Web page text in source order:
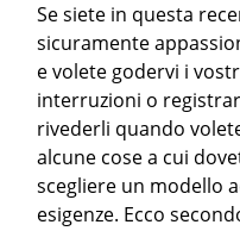
Se siete in questa
sicuramente
e volete godervi i
interruzioni o
rivederli quando
alcune cose a cui
scegliere un modello
esigenze. Ecco